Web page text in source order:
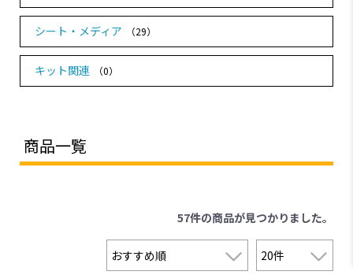
シート・メディア （29）
キット関連 （0）
商品一覧
57件の商品が見つかりました。